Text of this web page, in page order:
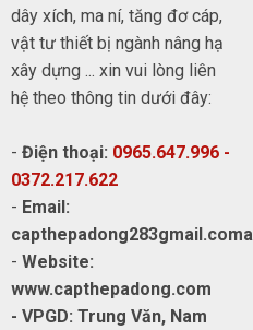
dây xích, ma ní, tăng đơ cáp,
vật tư thiết bị ngành nâng hạ
xây dựng ... xin vui lòng liên
hệ theo thông tin dưới đây:
- Điện thoại: 0965.647.996 -
0372.217.622
- Email:
capthepadong283gmail.coma
- Website:
www.capthepadong.com
- VPGD: Trung Văn, Nam